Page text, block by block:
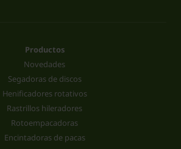
Productos
Novedades
Segadoras de discos
Henificadores rotativos
Rastrillos hileradores
Rotoempacadoras
Encintadoras de pacas